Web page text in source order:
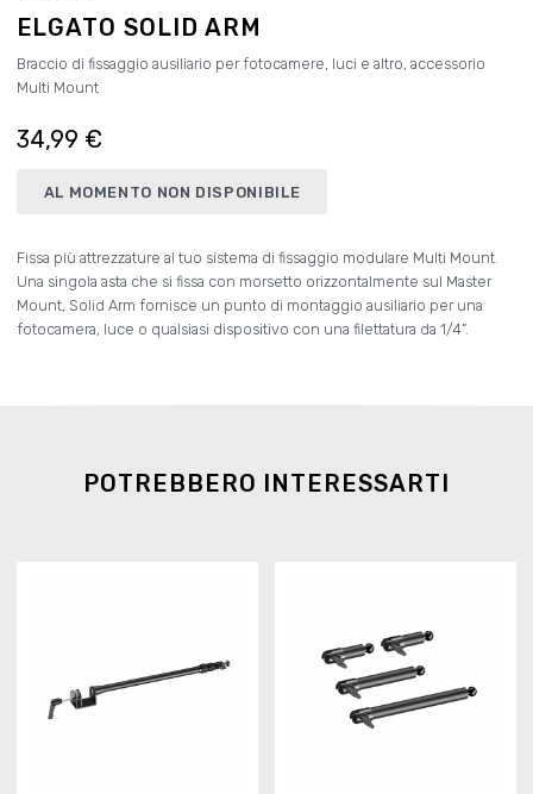
ELGATO SOLID ARM
Braccio di fissaggio ausiliario per fotocamere, luci e altro, accessorio
Multi Mount
34,99 €
AL MOMENTO NON DISPONIBILE
Fissa più attrezzature al tuo sistema di fissaggio modulare Multi Mount.
Una singola asta che si fissa con morsetto orizzontalmente sul Master
Mount, Solid Arm fornisce un punto di montaggio ausiliario per una
fotocamera, luce o qualsiasi dispositivo con una filettatura da 1/4”.
POTREBBERO INTERESSARTI